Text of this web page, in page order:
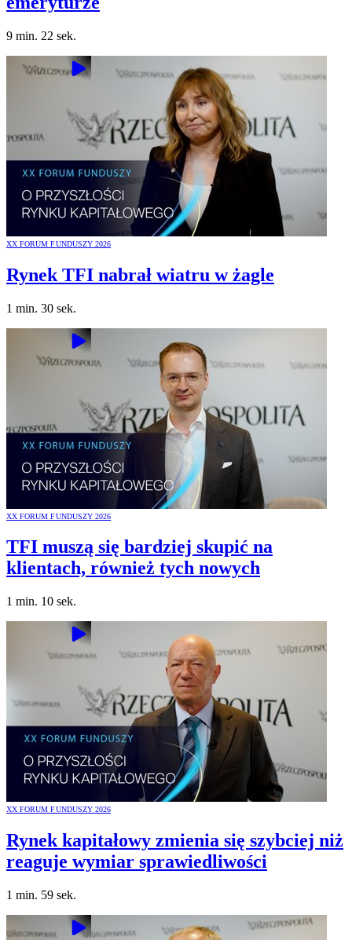
9 min. 22 sek.
XX FORUM FUNDUSZY 2026
Rynek TFI nabrał wiatru w żagle
1 min. 30 sek.
XX FORUM FUNDUSZY 2026
TFI muszą się bardziej skupić na
klientach, również tych nowych
1 min. 10 sek.
XX FORUM FUNDUSZY 2026
Rynek kapitałowy zmienia się szybciej niż
reaguje wymiar sprawiedliwości
1 min. 59 sek.